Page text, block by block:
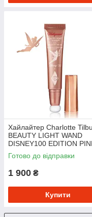
Хайлайтер Charlotte
BEAUTY LIGHT WAND
DISNEY100 EDITION
Готово до відправки
1 900 ₴
Купити